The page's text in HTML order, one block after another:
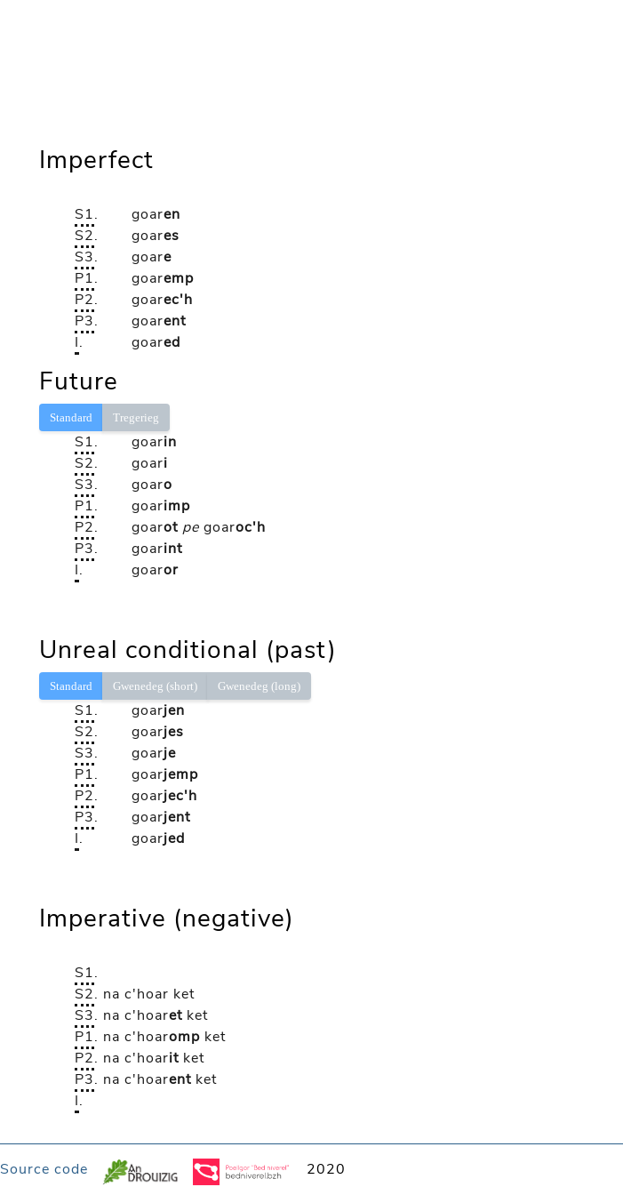
Imperfect
S1. goaren
S2. goares
S3. goare
P1. goaremp
P2. goarec'h
P3. goarent
I. goared
Future
Standard Tregerieg
S1. goarin
S2. goari
S3. goaro
P1. goarimp
P2. goarot pe goaroc'h
P3. goarint
I. goaror
Unreal conditional (past)
Standard Gwenedeg (short) Gwenedeg (long)
S1. goarjen
S2. goarjes
S3. goarje
P1. goarjemp
P2. goarjec'h
P3. goarjent
I. goarjed
Imperative (negative)
S1.
S2. na c'hoar ket
S3. na c'hoaret ket
P1. na c'hoaromp ket
P2. na c'hoarit ket
P3. na c'hoarent ket
I.
Source code 2020